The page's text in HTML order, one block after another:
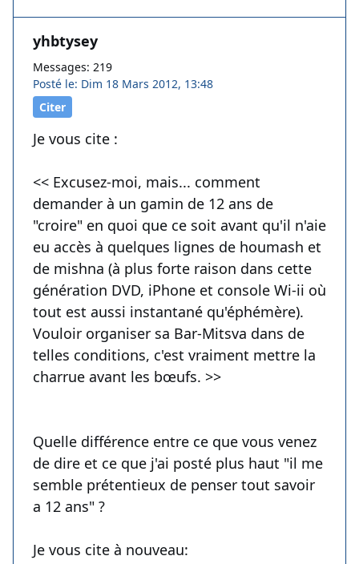
yhbtysey
Messages: 219
Posté le: Dim 18 Mars 2012, 13:48
Citer
Je vous cite :
<< Excusez-moi, mais... comment
demander à un gamin de 12 ans de
"croire" en quoi que ce soit avant qu'il n'aie
eu accès à quelques lignes de houmash et
de mishna (à plus forte raison dans cette
génération DVD, iPhone et console Wi-ii où
tout est aussi instantané qu'éphémère).
Vouloir organiser sa Bar-Mitsva dans de
telles conditions, c'est vraiment mettre la
charrue avant les bœufs. >>
Quelle différence entre ce que vous venez
de dire et ce que j'ai posté plus haut "il me
semble prétentieux de penser tout savoir
a 12 ans" ?
Je vous cite à nouveau: